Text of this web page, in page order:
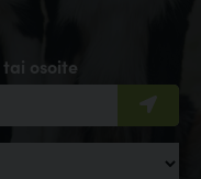
osoite